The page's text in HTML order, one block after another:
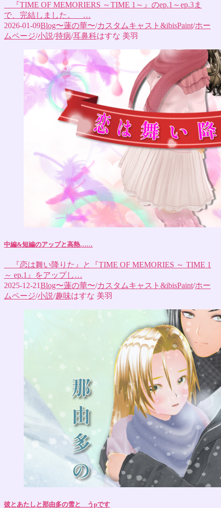
『TIME OF MEMORIERS ～TIME 1～』のep.1～ep.3ま
で、完結しました。 …
2026-01-09Blog〜蓮の華〜/カスタムキャスト&ibisPaint/ホー
ムページ/小説/持病/耳鼻科はすな 美羽
中編&短編のアップと高熱……
『恋は舞い降りた』と『TIME OF MEMORIES ～ TIME 1
～ ep.1』をアップし…
2025-12-21Blog〜蓮の華〜/カスタムキャスト&ibisPaint/ホー
ムページ/小説/趣味はすな 美羽
彼とあたしと那由多の雪と うpです